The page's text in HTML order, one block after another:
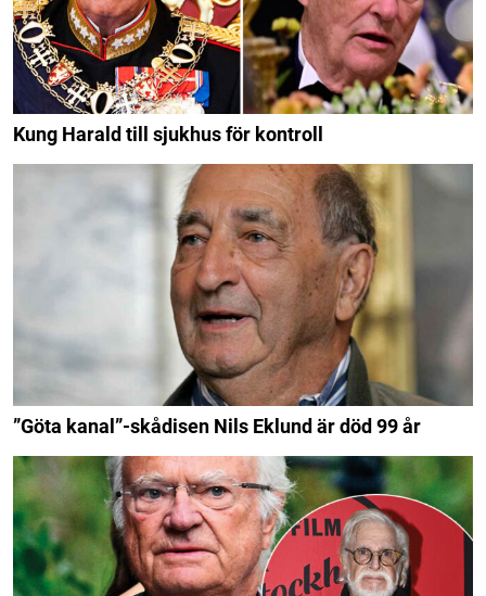
Kung Harald till sjukhus för kontroll
”Göta kanal”-skådisen Nils Eklund är död 99 år